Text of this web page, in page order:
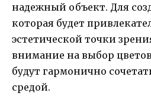
надежный объект. Для
которая будет
эстетической точки
внимание на выбор
будут гармонично
средой.